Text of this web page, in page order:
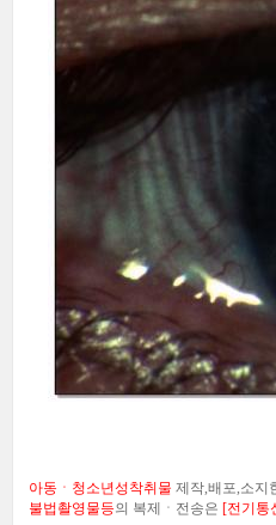
아동ㆍ청소년성착취물 제작,배포,소지
불법촬영물등의 복제ㆍ전송은 [전기통